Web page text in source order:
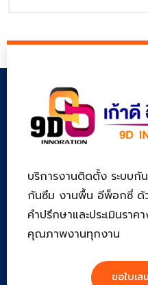
บริการงานติดตั้ง ระบบ
กันซึม งานพื้น อีพ็อกซี่ ด้
คำปรึกษาและประเมินรา
คุณภาพงานทุกงาน
ขอใบเส